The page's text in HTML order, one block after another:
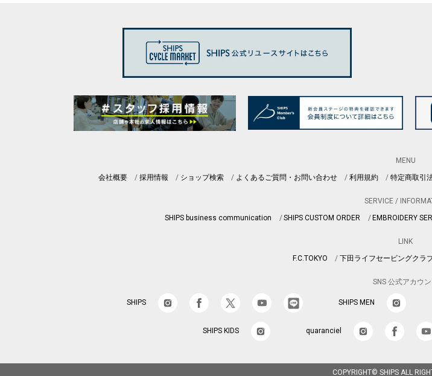
MENU
会社概要
採用情報 ショップ検索 よくあるご質問・お問い合わせ 利用規約 特定商取引
SERVICE /
SHIPS business communication
SHIPS CUSTOM ORDER EMBROIDERY
LINK
F.C.TOKYO
下田ライフセービングクラ
SNS 公式アカウン
SHIPS SHIPS MEN
SHIPS KIDS quaranciel
COPYRIGHT© SHIPS ALL